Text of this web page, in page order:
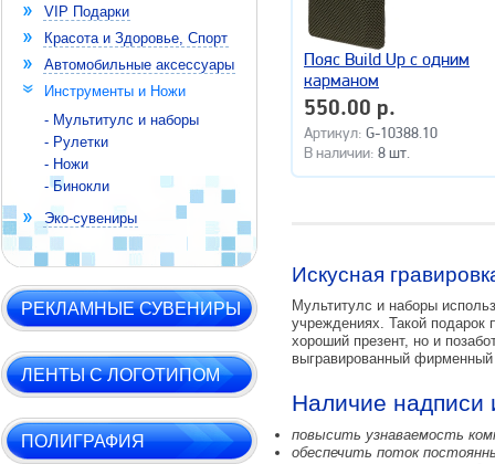
VIP Подарки
Красота и Здоровье, Спорт
Автомобильные аксессуары
Инструменты и Ножи
- Мультитулс и наборы
- Рулетки
- Ножи
- Бинокли
Эко-сувениры
РЕКЛАМНЫЕ СУВЕНИРЫ
ЛЕНТЫ С ЛОГОТИПОМ
ПОЛИГРАФИЯ
Пояс Build Up с одним
карманом
550.00 р.
Артикул: G-10388.10
В наличии: 8 шт.
Искусная
Мультитулс и наборы
учреждениях. Такой подарок
хороший презент, но и
выгравированный фирменный
Наличие надписи
повысить узнаваемость
обеспечить поток